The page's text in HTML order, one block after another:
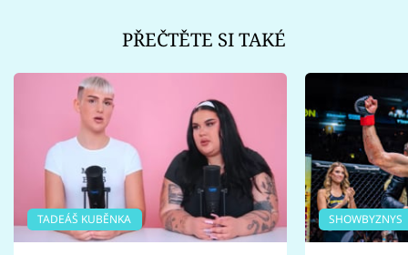
PŘEČTĚTE SI TAKÉ
TADEÁŠ KUBĚNKA SHOWBYZNYS